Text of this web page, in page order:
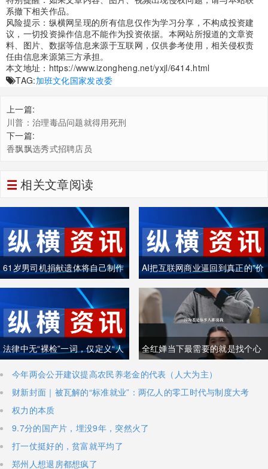
系撤下相关作品。
风险提示：纵横网呈现的所有信息仅作为学习分享，不构成投资建
议，一切投资操作信息不能作为投资依据。本网站所报道的文章资
料、图片、数据等信息来源于互联网，仅供参考使用，相关侵权责
任由信息来源第三方承担。
本文地址： https://www.izongheng.net/yxjl/6414.html
TAG:加班文化国家发改委
上一篇:
川普：治理毒品问题就得用死刑
下一篇:
香飘飘选秀式招聘店员
相关文章阅读
61岁男司机捐献遗体将自己制作
成木乃伊
AI把互联网商业逼回到真正的"价
值创造"
法律中无“裸检”一词，仅定义“人
身检查”
全红婵当下最需要的就是找个心
理医生
今年两会公开建议提高农民养老金的代表（人大为主）
财新封面｜被瓦解的“标准就业”：两亿人的零工时代与制度大考
权力的本质
9.7分的国产片，埋没9年，突然火了
打一仗挺好的，贫富就平均了
郑州人想退房都想疯了